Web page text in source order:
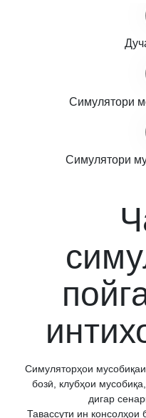
Симулятори
Симулятори
Симуляторҳои
бозӣ, клубҳои
дигар
Тавассути ин консолҳои